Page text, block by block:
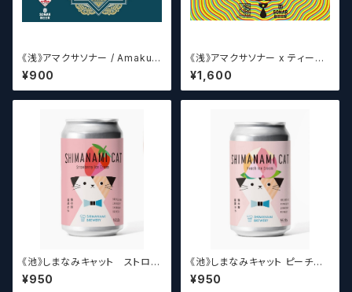
《浅》アマクサソナー / Amakus
a sonar MAGIC CIRCLE 【ク
ラフトビールシザーズ】
¥900
《浅》アマクサソナー x ティーン
エイジ x ウィッチクラフト / Am
akusa sonar x Teenage Br
ewing ×WITCH CRAFT Tee
¥1,600
《池》しまなみキャット ストロベ
リーアイスクリーム 【クラフトビ
ールシザーズ】
¥950
《池》しまなみキャット ピーチア
イスクリーム 【クラフトビールシ
ザーズ】
¥950